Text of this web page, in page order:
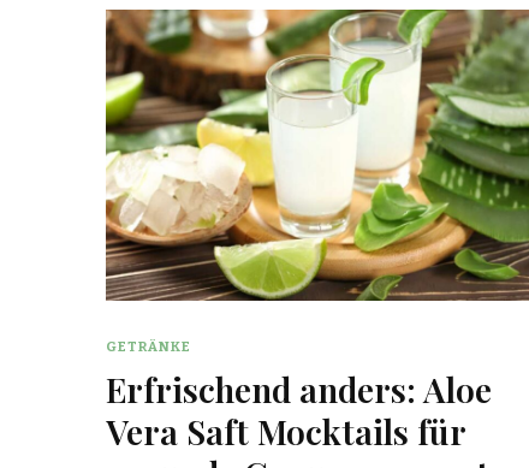
GETRÄNKE
Erfrischend anders: Aloe
Vera Saft Mocktails für